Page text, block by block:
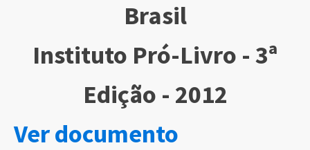
Brasil
Instituto Pró-Livro - 3ª
Edição - 2012
Ver documento